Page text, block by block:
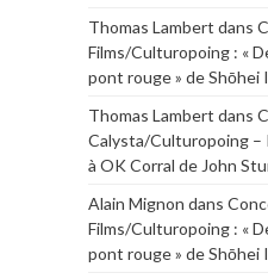
Thomas Lambert dans
Films/Culturopoing : «
pont rouge » de Shōhei
Thomas Lambert dans
Calysta/Culturopoing –
à OK Corral de John
Alain Mignon dans
Films/Culturopoing : «
pont rouge » de Shōhei